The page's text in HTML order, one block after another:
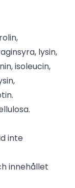
lysin,
isoleucin,
inte
innehållet